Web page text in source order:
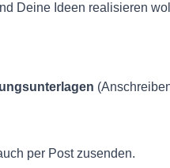
Deine Ideen realisieren
per Post zusenden.